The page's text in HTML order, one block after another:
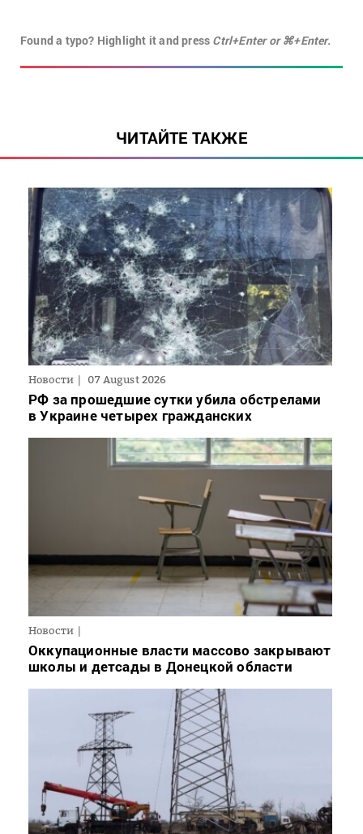
Found a typo? Highlight it and press Ctrl+Enter or ⌘+Enter.
ЧИТАЙТЕ ТАКЖЕ
Новости 07 August 2026
РФ за прошедшие сутки убила обстрелами
в Украине четырех гражданских
Новости
Оккупационные власти массово закрывают
школы и детсады в Донецкой области